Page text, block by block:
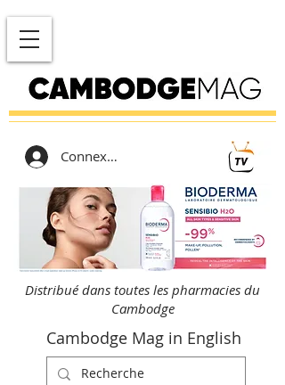
Connexion
Distribué dans toutes les pharmacies du
Cambodge
Cambodge Mag in English